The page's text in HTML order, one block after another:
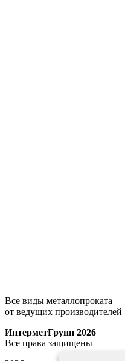
Все виды металлопроката
от ведущих производителей
ИнтерметГрупп 2026
Все права защищены